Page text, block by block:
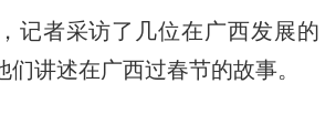
者采访了几位在广西发展的
们讲述在广西过春节的故事。